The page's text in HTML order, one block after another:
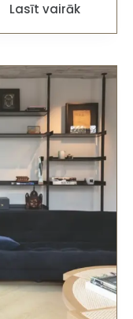
Lasīt vairāk